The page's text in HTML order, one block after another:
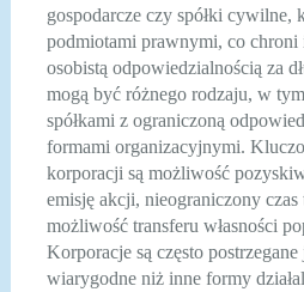
gospodarcze czy spółki cywilne,
podmiotami prawnymi, co chroni
osobistą odpowiedzialnością za
mogą być różnego rodzaju, w
spółkami z ograniczoną
formami organizacyjnymi.
korporacji są możliwość
emisję akcji, nieograniczony czas
możliwość transferu własności
Korporacje są często
wiarygodne niż inne formy